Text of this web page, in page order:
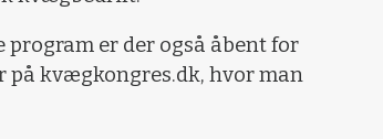
er der også åbent for
på kvægkongres.dk, hvor man